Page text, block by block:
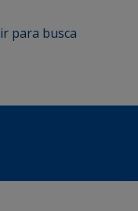
ir para busca